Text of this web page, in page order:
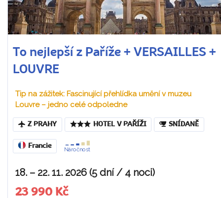
To nejlepší z Paříže + VERSAILLES +
LOUVRE
Tip na zážitek: Fascinující přehlídka umění v muzeu
Louvre – jedno celé odpoledne
Z PRAHY HOTEL V PAŘÍŽI SNÍDANĚ
Francie
Náročnost
18. – 22. 11. 2026 (5 dní / 4 noci)
23 990 Kč